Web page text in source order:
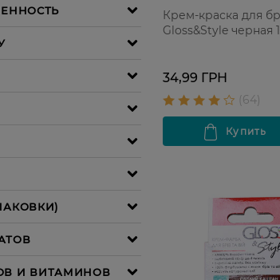
Крем-краска для
Gloss&Style черная
34,99 ГРН